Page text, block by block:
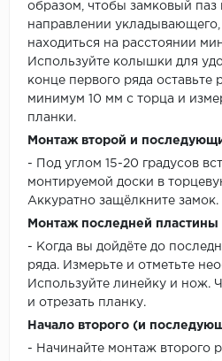
образом, чтобы замковый паз
направлении
находиться на расстоянии
Используйте колышки для
конце первого ряда
минимум 10 мм с торца и
планки.
Монтаж второй и
- Под углом 15-20 градусов
монтируемой доски в
Аккуратно защёлкните замок.
Монтаж последней пластины
- Когда вы дойдёте до
ряда. Измерьте и отметьте
Используйте линейку и нож.
и отрезать планку.
Начало второго (и
- Начинайте монтаж второго